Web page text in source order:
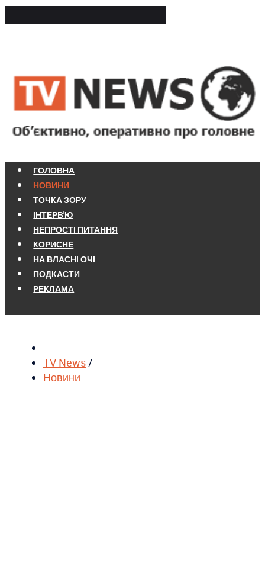
ГОЛОВНА
НОВИНИ
ТОЧКА ЗОРУ
ІНТЕРВ'Ю
НЕПРОСТІ ПИТАННЯ
КОРИСНЕ
НА ВЛАСНІ ОЧІ
ПОДКАСТИ
РЕКЛАМА
TV News/
Новини